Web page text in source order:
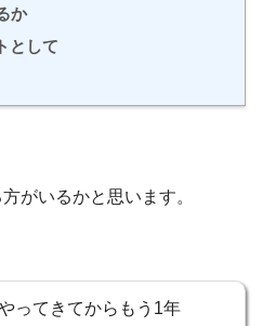
か
として
がいるかと思います。
ってきてからもう1年